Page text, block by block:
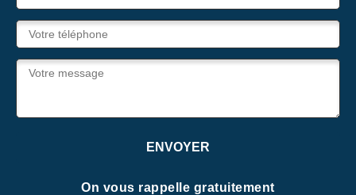
On vous rappelle gratuitement